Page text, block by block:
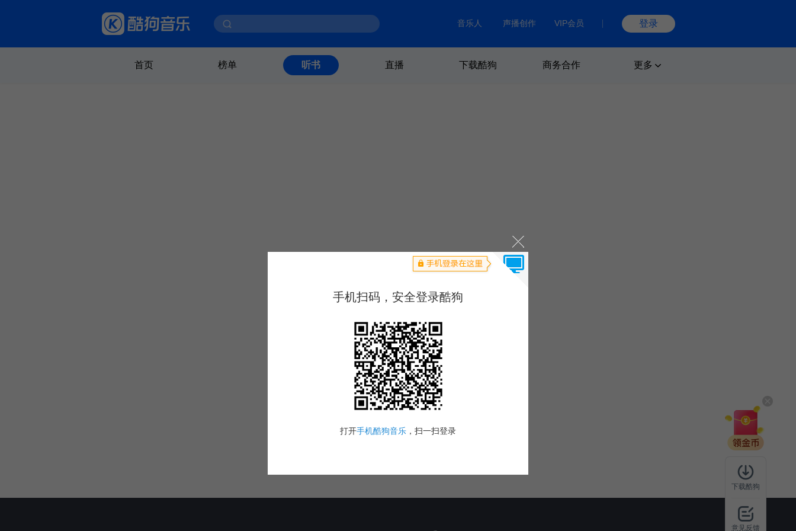
音乐人 声播创作 VIP会员 登录
首页 榜单 听书 直播 下载酷狗 商务合作 更多
下载酷狗
意见反馈